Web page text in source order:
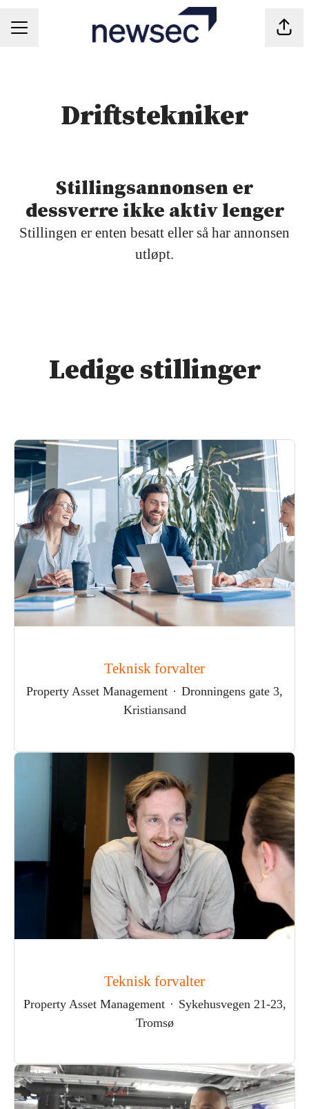
KARRIEREMENY Del
Driftstekniker
Stillingsannonsen er
dessverre ikke aktiv lenger
Stillingen er enten besatt eller så har annonsen
utløpt.
Ledige stillinger
Teknisk forvalter
Property Asset Management · Dronningens gate 3,
Kristiansand
Teknisk forvalter
Property Asset Management · Sykehusvegen 21-23,
Tromsø